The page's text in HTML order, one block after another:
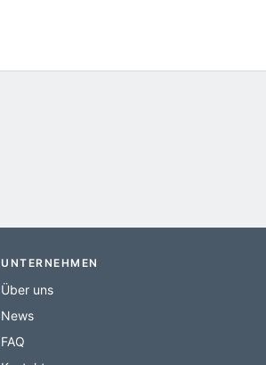
UNTERNEHMEN
Über uns
News
FAQ